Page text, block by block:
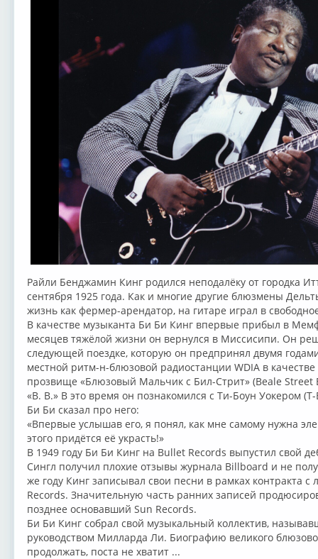
Райли Бенджамин Кинг родился неподалёку от городка
сентября 1925 года. Как и многие другие блюзмены
жизнь как фермер-арендатор, на гитаре играл в
В качестве музыканта Би Би Кинг впервые прибыл в
месяцев тяжёлой жизни он вернулся в Миссисипи. Он
следующей поездке, которую он предпринял двумя
местной ритм-н-блюзовой радиостанции WDIA в
прозвище «Блюзовый Мальчик с Бил-Стрит» (Beale Street
«B. B.» В это время он познакомился с Ти-Боун Уокером
Би Би сказал про него:
«Впервые услышав его, я понял, как мне самому нужна
этого придётся её украсть!»
В 1949 году Би Би Кинг на Bullet Records выпустил свой
Сингл получил плохие отзывы журнала Billboard и не
же году Кинг записывал свои песни в рамках контракта с
Records. Значительную часть ранних записей
позднее основавший Sun Records.
Би Би Кинг собрал свой музыкальный коллектив,
руководством Милларда Ли. Биографию великого
продолжать, поста не хватит ...